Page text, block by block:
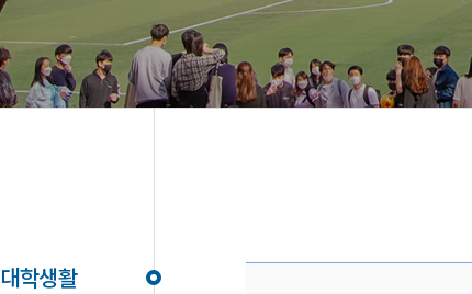
대학생활